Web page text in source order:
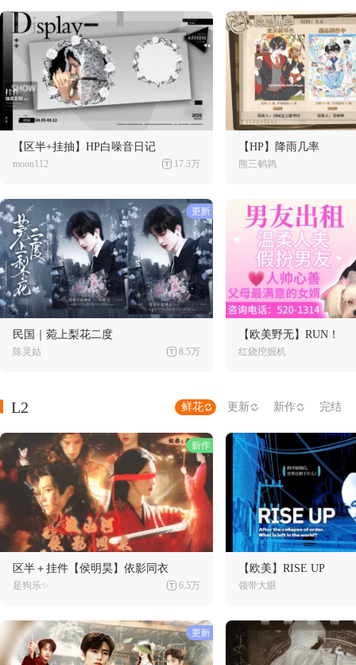
【区半+挂抽】HP白噪音日记
moon112 17.3万
【HP】降雨几率
熊三鹌鹑
民国｜菀上梨花二度
陈灵姑 8.5万
【欧美野无】RUN！
红烧挖掘机
L2 鲜花 更新 新作 完结
区半＋挂件【侯明昊】依影同衣
是狗乐✨ 6.5万
【欧美】RISE UP
领带大眼